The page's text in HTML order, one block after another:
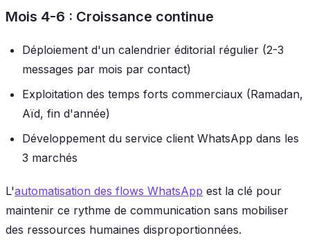
Mois 4-6 : Croissance continue
Déploiement d'un calendrier éditorial régulier (2-3
messages par mois par contact)
Exploitation des temps forts commerciaux (Ramadan,
Aïd, fin d'année)
Développement du service client WhatsApp dans les
3 marchés
L'automatisation des flows WhatsApp est la clé pour
maintenir ce rythme de communication sans mobiliser
des ressources humaines disproportionnées.